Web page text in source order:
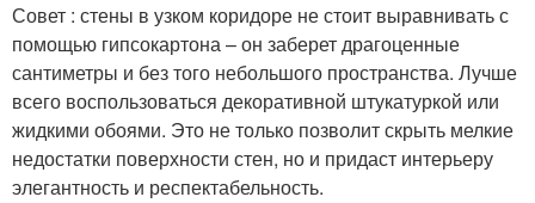
Совет : стены в узком коридоре не стоит выравнивать с
помощью гипсокартона – он заберет драгоценные
сантиметры и без того небольшого пространства. Лучше
всего воспользоваться декоративной штукатуркой или
жидкими обоями. Это не только позволит скрыть мелкие
недостатки поверхности стен, но и придаст интерьеру
элегантность и респектабельность.